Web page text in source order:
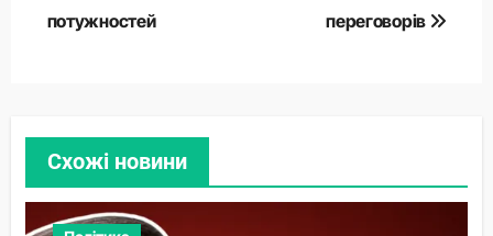
потужностей
переговорів
Схожі новини